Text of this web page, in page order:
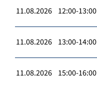
11.08.2026 12:00-13:00
11.08.2026 13:00-14:00
11.08.2026 15:00-16:00